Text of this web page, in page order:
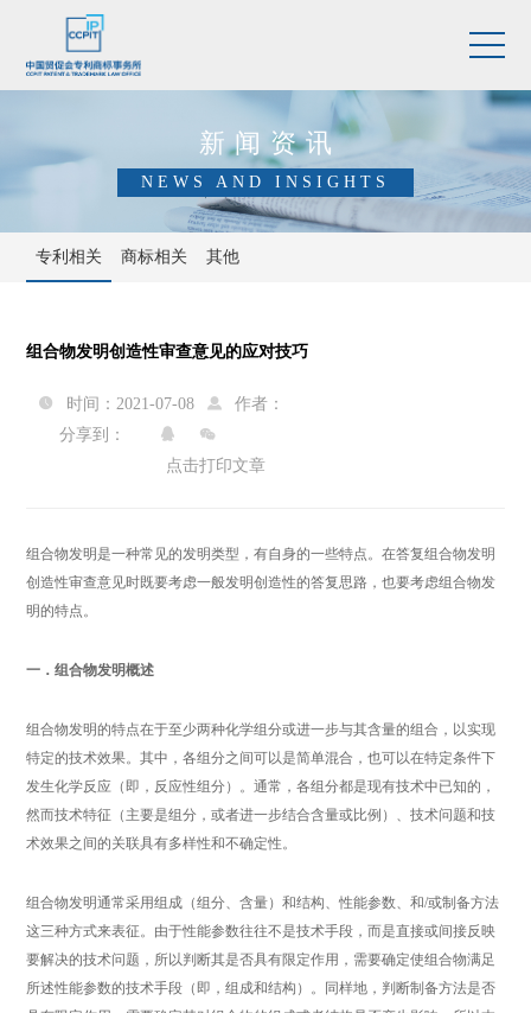
新闻资讯
NEWS AND INSIGHTS
专利相关 商标相关 其他
组合物发明创造性审查意见的应对技巧
 时间：2021-07-08 
作者：
分享到：
 
点击打印文章
组合物发明是一种常见的发明类型，有自身的一些特点。在答复组合物发明
创造性审查意见时既要考虑一般发明创造性的答复思路，也要考虑组合物发
明的特点。
一．组合物发明概述
组合物发明的特点在于至少两种化学组分或进一步与其含量的组合，以实现
特定的技术效果。其中，各组分之间可以是简单混合，也可以在特定条件下
发生化学反应（即，反应性组分）。通常，各组分都是现有技术中已知的，
然而技术特征（主要是组分，或者进一步结合含量或比例）、技术问题和技
术效果之间的关联具有多样性和不确定性。
组合物发明通常采用组成（组分、含量）和结构、性能参数、和/或制备方法
这三种方式来表征。由于性能参数往往不是技术手段，而是直接或间接反映
要解决的技术问题，所以判断其是否具有限定作用，需要确定使组合物满足
所述性能参数的技术手段（即，组成和结构）。同样地，判断制备方法是否